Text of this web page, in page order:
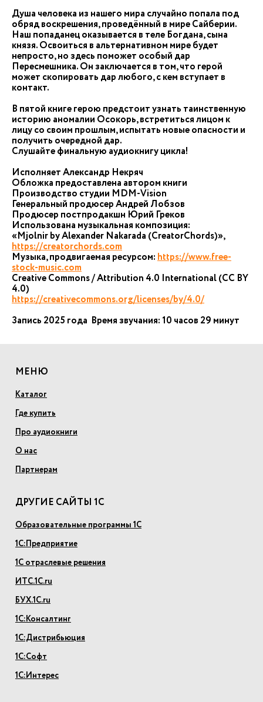
Душа человека из нашего мира случайно попала под
обряд воскрешения, проведённый в мире Сайберии.
Наш попаданец оказывается в теле Богдана, сына
князя. Освоиться в альтернативном мире будет
непросто, но здесь поможет особый дар
Пересмешника. Он заключается в том, что герой
может скопировать дар любого, с кем вступает в
контакт.
В пятой книге герою предстоит узнать таинственную
историю аномалии Осокорь, встретиться лицом к
лицу со своим прошлым, испытать новые опасности и
получить очередной дар.
Слушайте финальную аудиокнигу цикла!
Исполняет Александр Некряч
Обложка предоставлена автором книги
Производство студии MDM-Vision
Генеральный продюсер Андрей Лобзов
Продюсер постпродакшн Юрий Греков
Использована музыкальная композиция:
«Mjolnir by Alexander Nakarada (CreatorChords)»,
https://creatorchords.com
Музыка, продвигаемая ресурсом:https://www.free-
stock-music.com
Creative Commons / Attribution 4.0 International (CC BY
4.0)
https://creativecommons.org/licenses/by/4.0/
Запись 2025 года Время звучания: 10 часов 29 минут
МЕНЮ
Каталог
Где купить
Про аудиокниги
О нас
Партнерам
ДРУГИЕ САЙТЫ 1С
Образовательные программы 1С
1С:Предприятие
1С отраслевые решения
ИТС.1С.ru
БУХ.1С.ru
1С:Консалтинг
1С:Дистрибьюция
1С:Софт
1С:Интерес